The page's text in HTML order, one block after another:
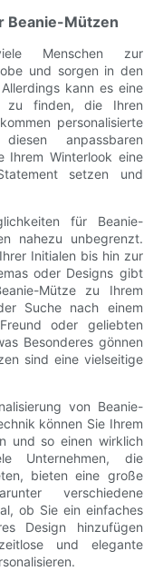
Beanie-Mützen
Menschen zur
und sorgen in den
kann es eine
zu finden, die Ihren
personalisierte
anpassbaren
Ihrem Winterlook eine
setzen und
für Beanie-
nahezu unbegrenzt.
Initialen bis hin zur
oder Designs gibt
Mütze zu Ihrem
Suche nach einem
oder geliebten
Besonderes gönnen
sind eine vielseitige
von Beanie-
können Sie Ihrem
und so einen wirklich
Unternehmen, die
bieten eine große
verschiedene
ob Sie ein einfaches
Design hinzufügen
und elegante